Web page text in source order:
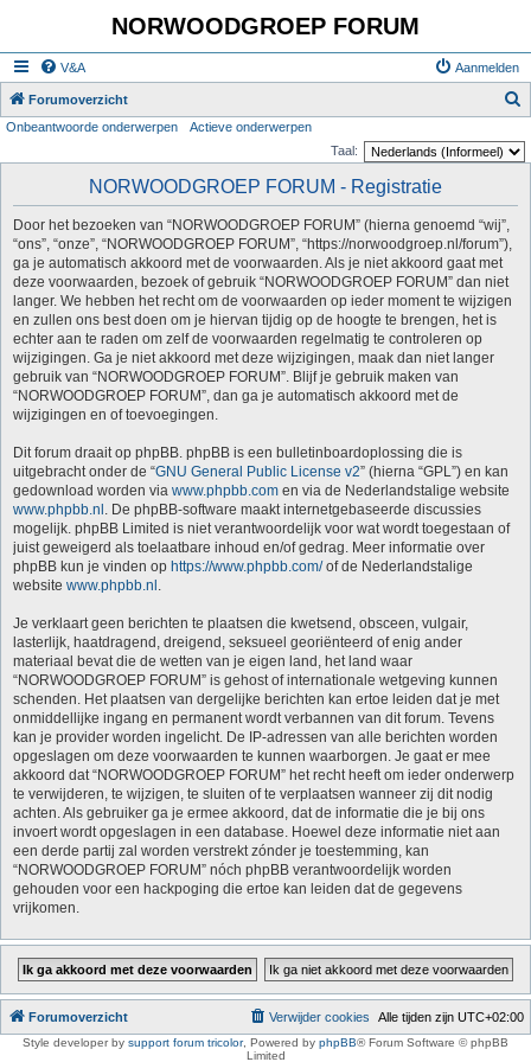
NORWOODGROEP FORUM
V&A Aanmelden
Forumoverzicht
Onbeantwoorde onderwerpen
Actieve onderwerpen
Taal:
NORWOODGROEP FORUM - Registratie
Door het bezoeken van “NORWOODGROEP FORUM” (hierna genoemd “wij”,
“ons”, “onze”, “NORWOODGROEP FORUM”, “https://norwoodgroep.nl/forum”),
ga je automatisch akkoord met de voorwaarden. Als je niet akkoord gaat met
deze voorwaarden, bezoek of gebruik “NORWOODGROEP FORUM” dan niet
langer. We hebben het recht om de voorwaarden op ieder moment te wijzigen
en zullen ons best doen om je hiervan tijdig op de hoogte te brengen, het is
echter aan te raden om zelf de voorwaarden regelmatig te controleren op
wijzigingen. Ga je niet akkoord met deze wijzigingen, maak dan niet langer
gebruik van “NORWOODGROEP FORUM”. Blijf je gebruik maken van
“NORWOODGROEP FORUM”, dan ga je automatisch akkoord met de
wijzigingen en of toevoegingen.
Dit forum draait op phpBB. phpBB is een bulletinboardoplossing die is
uitgebracht onder de “GNU General Public License v2” (hierna “GPL”) en kan
gedownload worden via www.phpbb.com en via de Nederlandstalige website
www.phpbb.nl . De phpBB-software maakt internetgebaseerde discussies
mogelijk. phpBB Limited is niet verantwoordelijk voor wat wordt toegestaan of
juist geweigerd als toelaatbare inhoud en/of gedrag. Meer informatie over
phpBB kun je vinden op https://www.phpbb.com/of de Nederlandstalige
website www.phpbb.nl .
Je verklaart geen berichten te plaatsen die kwetsend, obsceen, vulgair,
lasterlijk, haatdragend, dreigend, seksueel georiënteerd of enig ander
materiaal bevat die de wetten van je eigen land, het land waar
“NORWOODGROEP FORUM” is gehost of internationale wetgeving kunnen
schenden. Het plaatsen van dergelijke berichten kan ertoe leiden dat je met
onmiddellijke ingang en permanent wordt verbannen van dit forum. Tevens
kan je provider worden ingelicht. De IP-adressen van alle berichten worden
opgeslagen om deze voorwaarden te kunnen waarborgen. Je gaat er mee
akkoord dat “NORWOODGROEP FORUM” het recht heeft om ieder onderwerp
te verwijderen, te wijzigen, te sluiten of te verplaatsen wanneer zij dit nodig
achten. Als gebruiker ga je ermee akkoord, dat de informatie die je bij ons
invoert wordt opgeslagen in een database. Hoewel deze informatie niet aan
een derde partij zal worden verstrekt zónder je toestemming, kan
“NORWOODGROEP FORUM” nóch phpBB verantwoordelijk worden
gehouden voor een hackpoging die ertoe kan leiden dat de gegevens
vrijkomen.
Forumoverzicht Alle tijden zijn UTC+02:00
Verwijder cookies
Style developer by support forum tricolor, Powered by phpBB® Forum Software © phpBB
Limited